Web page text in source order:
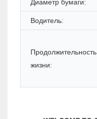
Диаметр бумаги:
Водитель:
Продолжительность
жизни: